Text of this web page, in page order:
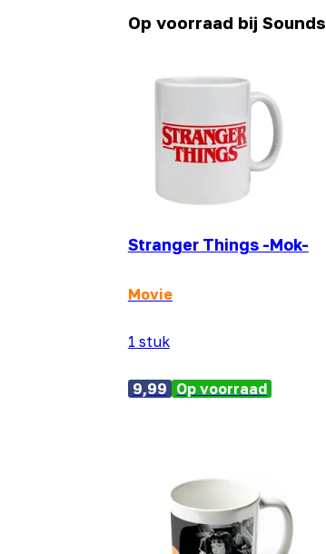
Op voorraad bij Sounds
Stranger Things -Mok-
Movie
1 stuk
9,99 Op voorraad